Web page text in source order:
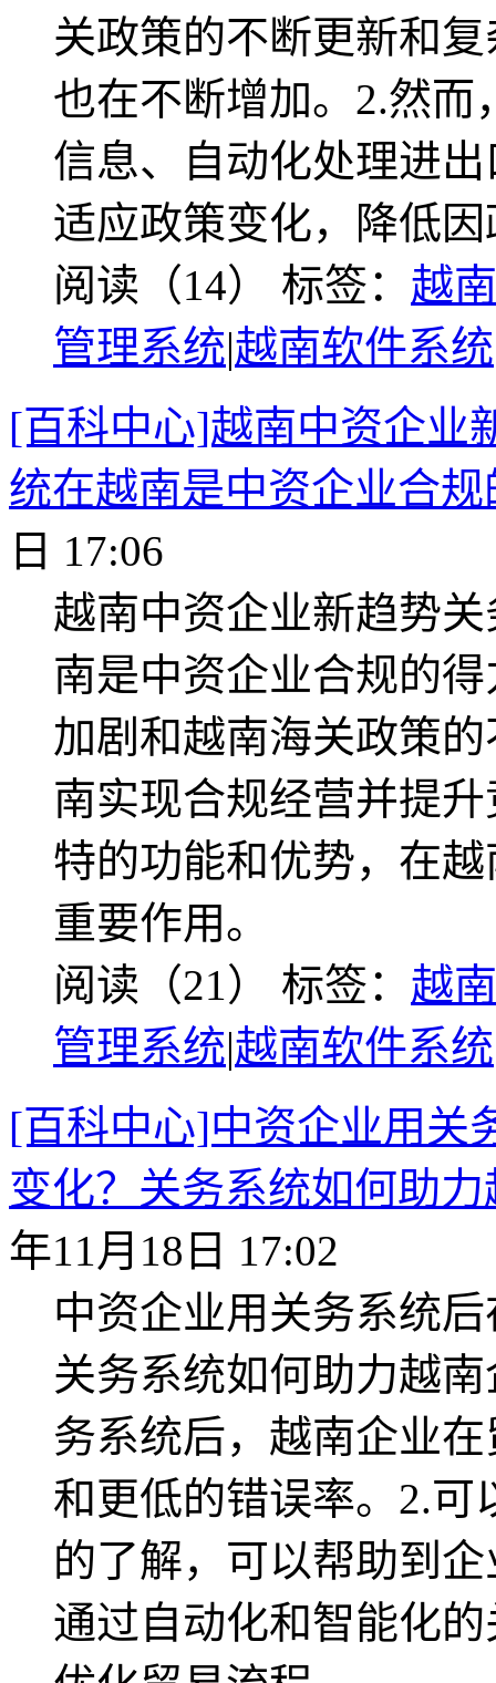
关政策的不断更新和
也在不断增加。2.然
信息、自动化处理进
适应政策变化，降低
阅读（14） 标签： 越
管理系统|越南软件系统
[百科中心]越南中资企业
统在越南是中资企业合
日 17:06
越南中资企业新趋势
南是中资企业合规的
加剧和越南海关政策
南实现合规经营并提
特的功能和优势，在
重要作用。
阅读（21） 标签： 越
管理系统|越南软件系统
[百科中心]中资企业用关
变化？关务系统如何助
年11月18日 17:02
中资企业用关务系统
关务系统如何助力越
务系统后，越南企业
和更低的错误率。2.
的了解，可以帮助到
通过自动化和智能化